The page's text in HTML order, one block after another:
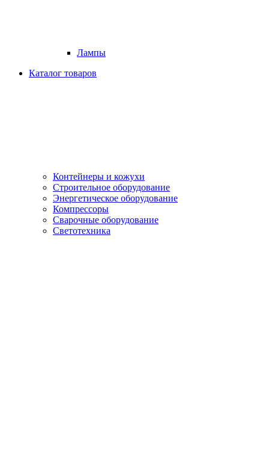
Лампы
Каталог товаров
Контейнеры и кожухи
Строительное оборудование
Энергетическое оборудование
Компрессоры
Сварочные оборудование
Светотехника